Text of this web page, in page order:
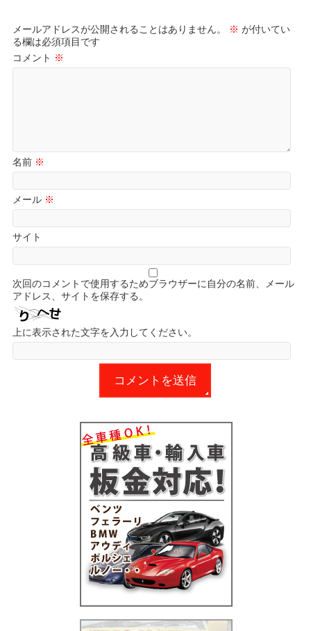
メールアドレスが公開されることはありません。 ※ が付いてい
る欄は必須項目です
コメント ※
名前 ※
メール ※
サイト
次回のコメントで使用するためブラウザーに自分の名前、メール
アドレス、サイトを保存する。
上に表示された文字を入力してください。